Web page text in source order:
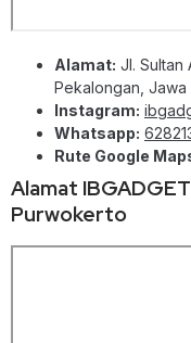
Alamat: Jl. Sultan
Pekalongan, Jawa
Instagram:
Whatsapp:
Rute Google
Alamat
Purwokerto